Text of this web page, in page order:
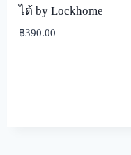
ได้ by Lockhome
฿390.00